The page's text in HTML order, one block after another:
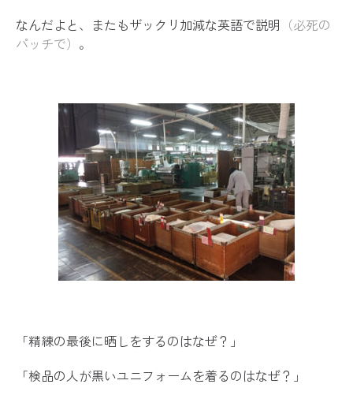
なんだよと、またもザックリ加減な英語で説明 （必死の
パッチで） 。
「精練の最後に晒しをするのはなぜ？」
「検品の人が黒いユニフォームを着るのはなぜ？」